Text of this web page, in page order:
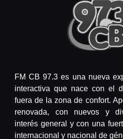
FM CB 97.3 es una nueva
interactiva que nace con el
fuera de la zona de confort.
renovada, con nuevos y
interés general y con una
internacional y nacional de